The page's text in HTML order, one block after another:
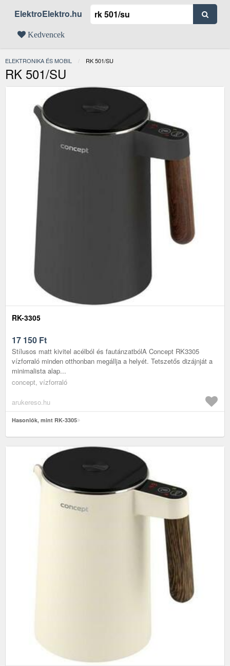
ElektroElektro.hu
Kedvencek
ELEKTRONIKA ÉS MOBIL JELENLEGI:
RK 501/SU
RK 501/SU
RK-3305
17 150 Ft
Stílusos matt kivitel acélból és fautánzatbólA Concept RK3305
vízforraló minden otthonban megállja a helyét. Tetszetős dizájnját a
minimalista alap...
concept, vízforraló
arukereso.hu
Hasonlók, mint RK-3305